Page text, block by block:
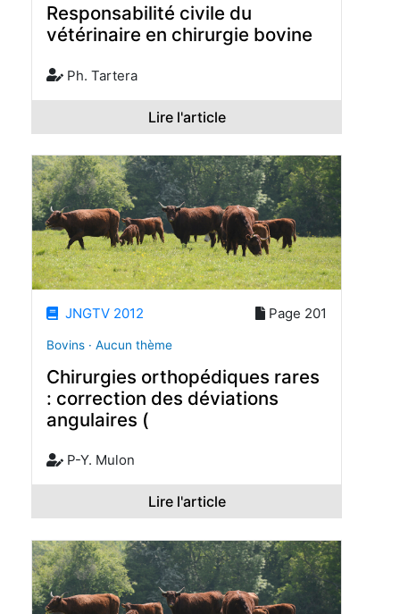
Responsabilité civile du
vétérinaire en chirurgie bovine
Ph. Tartera
Lire l'article
JNGTV 2012 Page 201
Bovins · Aucun thème
Chirurgies orthopédiques rares
: correction des déviations
angulaires (
P-Y. Mulon
Lire l'article